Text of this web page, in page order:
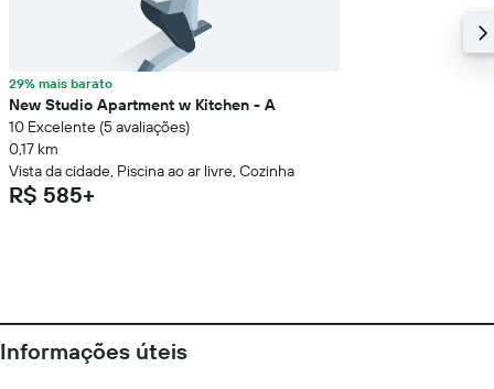
29% mais barato
New Studio Apartment w Kitchen - A
10 Excelente (5 avaliações)
0,17 km
Vista da cidade, Piscina ao ar livre, Cozinha
R$ 585+
Informações úteis